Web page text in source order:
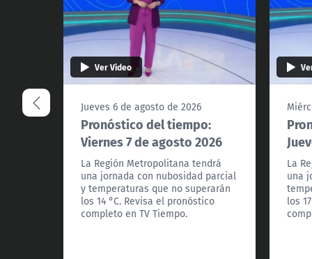
Ver Video
Jueves 6 de agosto de 2026
Pronóstico del tiempo:
Viernes 7 de agosto 2026
La Región Metropolitana tendrá
una jornada con nubosidad parcial
y temperaturas que no superarán
los 14 °C. Revisa el pronóstico
completo en TV Tiempo.
La
una
los